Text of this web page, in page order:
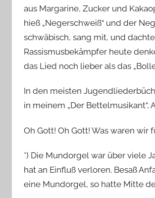
aus Margarine, Zucker und
hieß „Negerschweiß“ und der
schwäbisch, sang mit, und
Rassismusbekämpfer heute
das Lied noch lieber als das
In den meisten
in meinem „Der Bettelmusikant“,
Oh Gott! Oh Gott! Was waren wir
*) Die Mundorgel war über viele
hat an Einfluß verloren. Besaß
eine Mundorgel, so hatte Mitte